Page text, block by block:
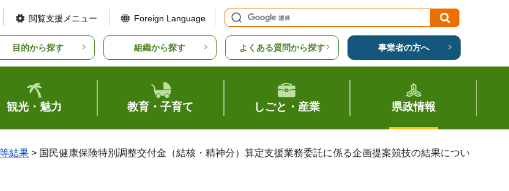
閲覧支援メニュー Foreign Language
目的から探す 組織から探す よくある質問から探す 事業者の方へ
観光・魅力 教育・子育て しごと・産業 県政情報
結果 > 国民健康保険特別調整交付金（結核・精神分）算定支援業務委託に係る企画提案競技の結果につい